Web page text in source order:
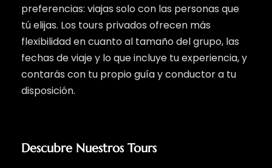
preferencias: viajas solo con las personas que
tú elijas. Los tours privados ofrecen más
flexibilidad en cuanto al tamaño del grupo, las
fechas de viaje y lo que incluye tu experiencia, y
contarás con tu propio guía y conductor a tu
disposición.
Descubre Nuestros Tours